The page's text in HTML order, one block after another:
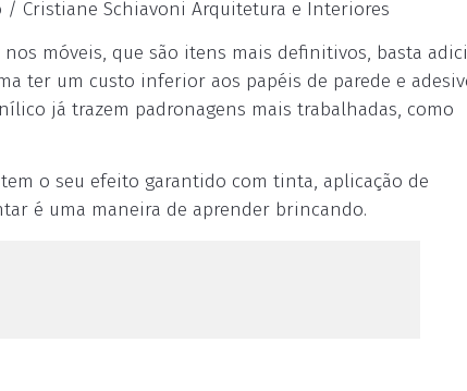
/ Cristiane Schiavoni Arquitetura e Interiores
móveis, que são itens mais definitivos, basta
ter um custo inferior aos papéis de parede e
já trazem padronagens mais trabalhadas, como
o seu efeito garantido com tinta, aplicação de
é uma maneira de aprender brincando.